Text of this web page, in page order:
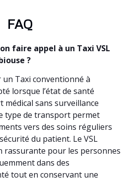
FAQ
faire appel à un Taxi VSL
?
un Taxi conventionné à
lorsque l’état de santé
sans surveillance
type de transport permet
vers des soins réguliers
du patient. Le VSL
rassurante pour les personnes
dans des
tout en conservant une